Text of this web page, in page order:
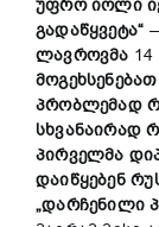
უფრო იოლი
გადაწყვეტა“
ლავროვმა
მოგეხსენებათ
პრობლემად
სხვანაირად
პირველმა
დაიწყებენ
„დარჩენილი